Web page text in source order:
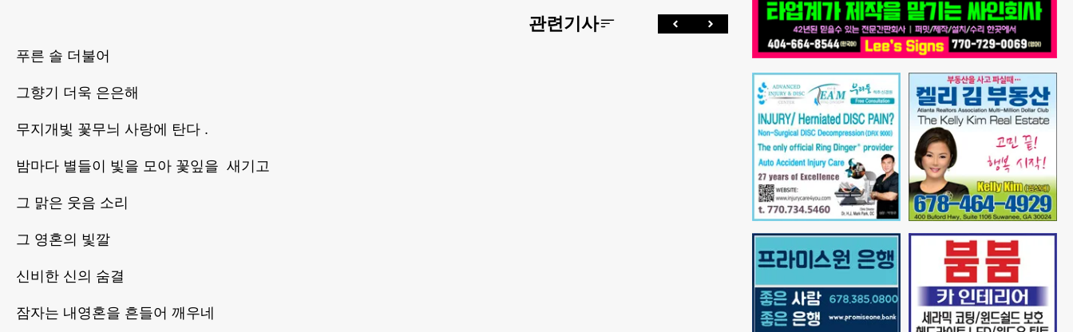
푸른 솔 더불어
그향기 더욱 은은해
무지개빛 꽃무늬 사랑에 탄다 .
밤마다 별들이 빛을 모아 꽃잎을 새기고
그 맑은 웃음 소리
그 영혼의 빛깔
신비한 신의 숨결
잠자는 내영혼을 흔들어 깨우네
관련기사